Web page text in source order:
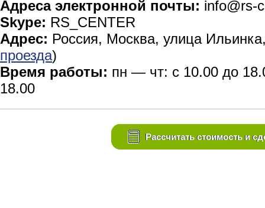
Адреса электронной почты: info@rs-
Skype: RS_CENTER
Адрес: Россия, Москва, улица
проезда)
Время работы: пн — чт: с 10.00 до
18.00
Рассчитать стоимость и